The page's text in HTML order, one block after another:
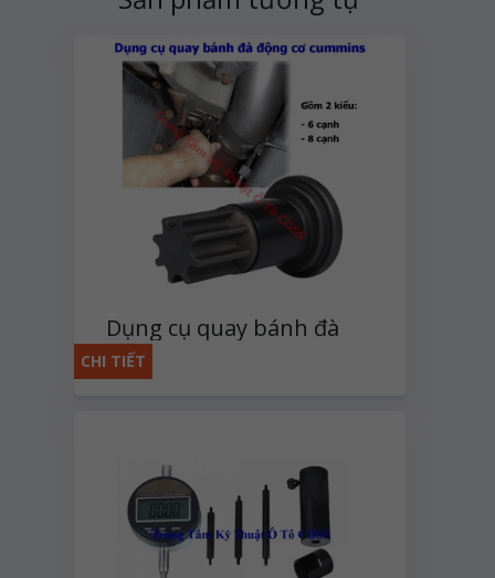
Dụng cụ quay bánh đà
động cơ Cummins
CHI TIẾT